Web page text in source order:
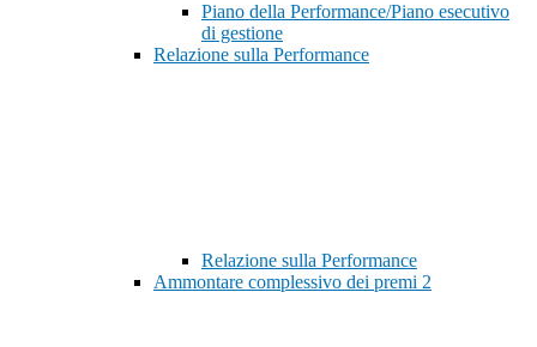
Piano della Performance/Piano esecutivo
di gestione
Relazione sulla Performance
Relazione sulla Performance
Ammontare complessivo dei premi 2